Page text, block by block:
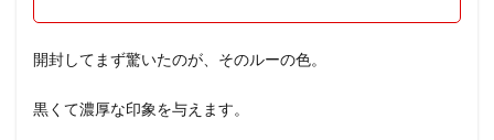
開封してまず驚いたのが、そのルーの色。
黒くて濃厚な印象を与えます。